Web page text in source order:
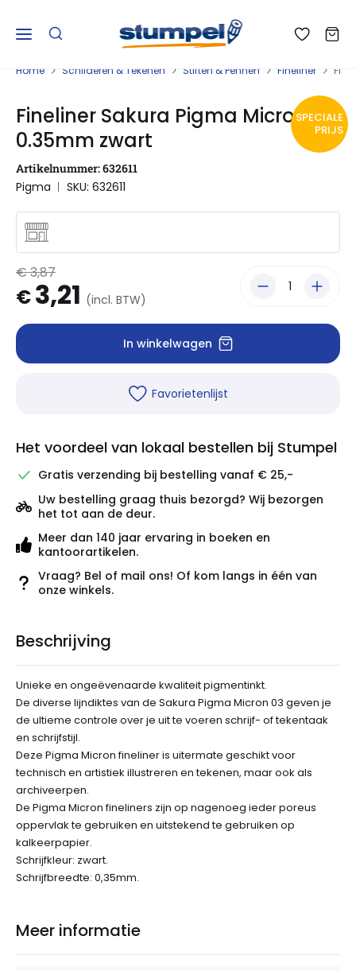
Home Schilderen & Tekenen Stiften & Pennen Fineliner
SPECIALE
PRIJS
Fineliner Sakura Pigma Micron 03
0.35mm zwart
Artikelnummer: 632611
Pigma SKU: 632611
€ 3,87
€3,21 (incl. BTW)
In winkelwagen
Favorietenlijst
Het voordeel van lokaal bestellen bij Stumpel
Gratis verzending bij bestelling vanaf € 25,-
Uw bestelling graag thuis bezorgd? Wij bezorgen
het tot aan de deur.
Meer dan 140 jaar ervaring in boeken en
kantoorartikelen.
Vraag? Bel of mail ons! Of kom langs in één van
onze winkels.
Beschrijving
Unieke en ongeëvenaarde kwaliteit pigmentinkt.
De diverse lijndiktes van de Sakura Pigma Micron 03 geven je
de ultieme controle over je uit te voeren schrijf- of tekentaak
en schrijfstijl.
Deze Pigma Micron fineliner is uitermate geschikt voor
technisch en artistiek illustreren en tekenen, maar ook als
archiveerpen.
De Pigma Micron fineliners zijn op nagenoeg ieder poreus
oppervlak te gebruiken en uitstekend te gebruiken op
kalkeerpapier.
Schrijfkleur: zwart.
Schrijfbreedte: 0,35mm.
Meer informatie